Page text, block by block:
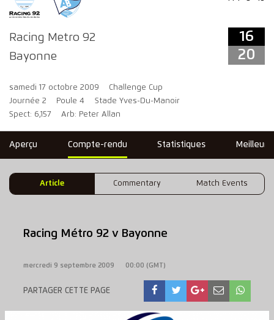
Racing Metro 92
Bayonne
16
20
samedi 17 octobre 2009
Challenge Cup
Journée 2
Poule 4
Stade Yves-Du-Manoir
Spect: 6,157
Arb: Peter Allan
Aperçu Compte-rendu Statistiques
Article Commentary Match Events
Racing Métro 92 v Bayonne
mercredi 9 septembre 2009 00:00 (GMT)
PARTAGER CETTE PAGE